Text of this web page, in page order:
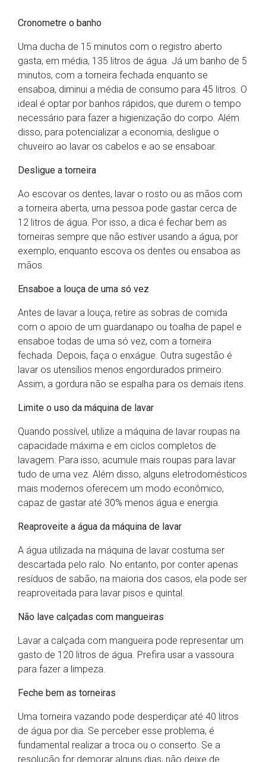
Cronometre o banho
Uma ducha de 15 minutos com o registro aberto
gasta, em média, 135 litros de água. Já um banho de 5
minutos, com a torneira fechada enquanto se
ensaboa, diminui a média de consumo para 45 litros. O
ideal é optar por banhos rápidos, que durem o tempo
necessário para fazer a higienização do corpo. Além
disso, para potencializar a economia, desligue o
chuveiro ao lavar os cabelos e ao se ensaboar.
Desligue a torneira
Ao escovar os dentes, lavar o rosto ou as mãos com
a torneira aberta, uma pessoa pode gastar cerca de
12 litros de água. Por isso, a dica é fechar bem as
torneiras sempre que não estiver usando a água, por
exemplo, enquanto escova os dentes ou ensaboa as
mãos.
Ensaboe a louça de uma só vez
Antes de lavar a louça, retire as sobras de comida
com o apoio de um guardanapo ou toalha de papel e
ensaboe todas de uma só vez, com a torneira
fechada. Depois, faça o enxágue. Outra sugestão é
lavar os utensílios menos engordurados primeiro.
Assim, a gordura não se espalha para os demais itens.
Limite o uso da máquina de lavar
Quando possível, utilize a máquina de lavar roupas na
capacidade máxima e em ciclos completos de
lavagem. Para isso, acumule mais roupas para lavar
tudo de uma vez. Além disso, alguns eletrodomésticos
mais modernos oferecem um modo econômico,
capaz de gastar até 30% menos água e energia.
Reaproveite a água da máquina de lavar
A água utilizada na máquina de lavar costuma ser
descartada pelo ralo. No entanto, por conter apenas
resíduos de sabão, na maioria dos casos, ela pode ser
reaproveitada para lavar pisos e quintal.
Não lave calçadas com mangueiras
Lavar a calçada com mangueira pode representar um
gasto de 120 litros de água. Prefira usar a vassoura
para fazer a limpeza.
Feche bem as torneiras
Uma torneira vazando pode desperdiçar até 40 litros
de água por dia. Se perceber esse problema, é
fundamental realizar a troca ou o conserto. Se a
resolução for demorar alguns dias, não deixe de